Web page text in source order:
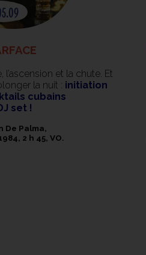
et la chute. Et
la nuit : initiation
cubains
set !
De Palma,
2 h 45, VO.